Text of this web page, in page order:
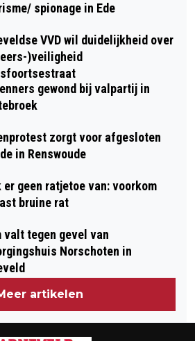
spionage in Ede
VVD wil duidelijkheid over
)veiligheid
gewond bij valpartij in
zorgt voor afgesloten
in Renswoude
er geen ratjetoe van: voorkom
bruine rat
valt tegen gevel van
Norschoten in
artikelen